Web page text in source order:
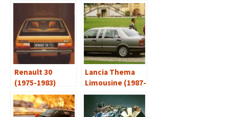
Renault 30
(1975-1983)
Lancia Thema
Limousine (1987-
1994)